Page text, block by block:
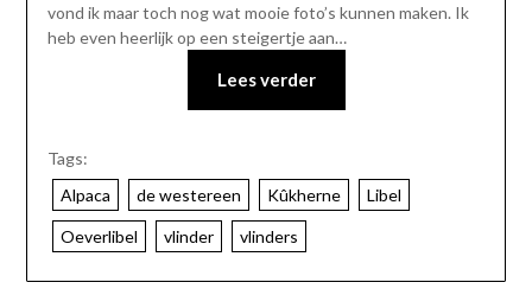
vond ik maar toch nog wat mooie foto’s kunnen maken. Ik
heb even heerlijk op een steigertje aan…
Lees verder
Tags:
Alpaca
de westereen Kûkherne Libel
Oeverlibel vlinder vlinders